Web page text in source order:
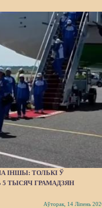
ІНШЫ: ТОЛЬКІ Ў
ТЫСЯЧ ГРАМАДЗЯН
Аўторак, 14 Ліпень